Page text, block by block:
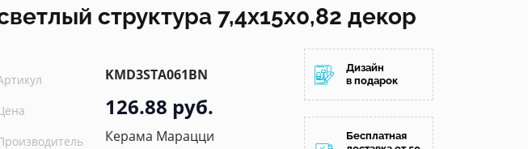
структура 7,4x15x0,82 декор
KMD3STA061BN
126.88 руб.
Керама Марацци
Дизайн
в подарок
Бесплатная